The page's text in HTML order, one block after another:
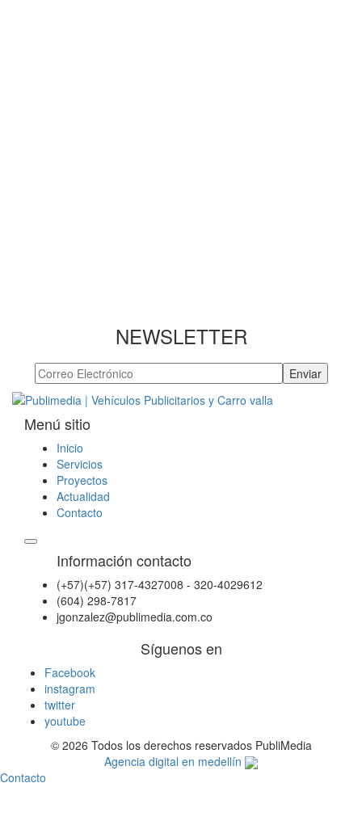
NEWSLETTER
Menú sitio
Inicio
Servicios
Proyectos
Actualidad
Contacto
Información contacto
(+57)(+57) 317-4327008 - 320-4029612
(604) 298-7817
jgonzalez@publimedia.com.co
Síguenos en
Facebook
instagram
twitter
youtube
© 2026 Todos los derechos reservados PubliMedia
Agencia digital en medellín
Contacto